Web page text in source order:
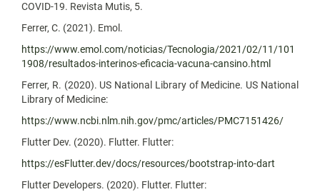
COVID-19. Revista Mutis, 5.
Ferrer, C. (2021). Emol.
https://www.emol.com/noticias/Tecnologia/2021/02/11/101
1908/resultados-interinos-eficacia-vacuna-cansino.html
Ferrer, R. (2020). US National Library of Medicine. US National
Library of Medicine:
https://www.ncbi.nlm.nih.gov/pmc/articles/PMC7151426/
Flutter Dev. (2020). Flutter. Flutter:
https://esFlutter.dev/docs/resources/bootstrap-into-dart
Flutter Developers. (2020). Flutter. Flutter: